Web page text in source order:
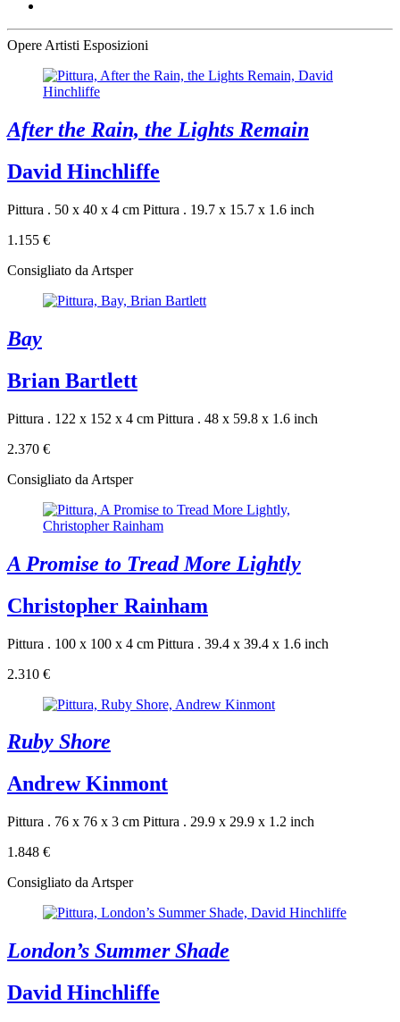
OpereArtisti Esposizioni
After the Rain, the Lights Remain
David Hinchliffe
Pittura . 50 x 40 x 4 cm Pittura . 19.7 x 15.7 x 1.6 inch
1.155 €
Consigliato da Artsper
Bay
Brian Bartlett
Pittura . 122 x 152 x 4 cm Pittura . 48 x 59.8 x 1.6 inch
2.370 €
Consigliato da Artsper
A Promise to Tread More Lightly
Christopher Rainham
Pittura . 100 x 100 x 4 cm Pittura . 39.4 x 39.4 x 1.6 inch
2.310 €
Ruby Shore
Andrew Kinmont
Pittura . 76 x 76 x 3 cm Pittura . 29.9 x 29.9 x 1.2 inch
1.848 €
Consigliato da Artsper
London’s Summer Shade
David Hinchliffe